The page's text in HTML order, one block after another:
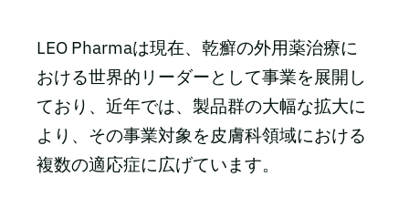
LEO Pharmaは現在、乾癬の外用薬治療に
おける世界的リーダーとして事業を展開し
ており、近年では、製品群の大幅な拡大に
より、その事業対象を皮膚科領域における
複数の適応症に広げています。